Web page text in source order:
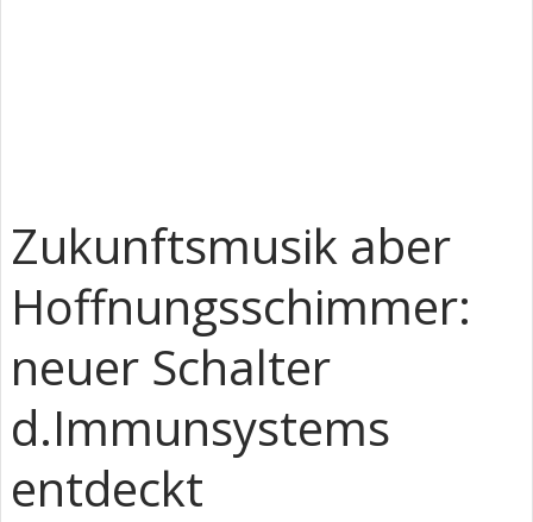
Zukunftsmusik aber
Hoffnungsschimmer:
neuer Schalter
d.Immunsystems
entdeckt